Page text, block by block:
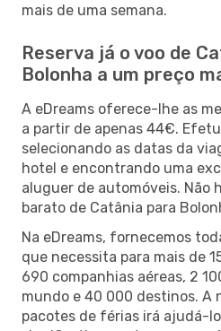
mais de uma semana.
Reserva já o voo de
Bolonha a um preço
A eDreams oferece-lhe as
a partir de apenas 44€.
selecionando as datas da
hotel e encontrando uma
aluguer de automóveis. Não
barato de Catânia para
Na eDreams, fornecemos
que necessita para mais de
690 companhias aéreas, 2
mundo e 40 000 destinos. A
pacotes de férias irá ajudá-